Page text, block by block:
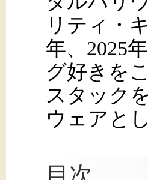
リティ・
年、2025
グ好きを
スタック
ウェアと